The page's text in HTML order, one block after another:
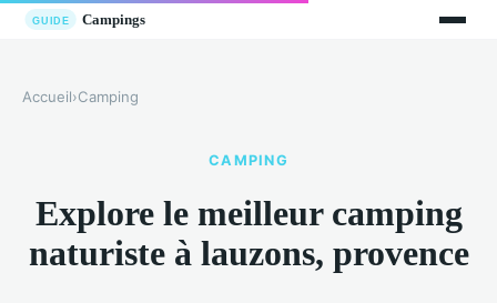
Accueil›Camping
CAMPING
Explore le meilleur camping
naturiste à lauzons, provence